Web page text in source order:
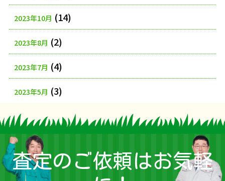
2023年10月 (14)
2023年8月 (2)
2023年7月 (4)
2023年5月 (3)
査定のご依頼はお気軽